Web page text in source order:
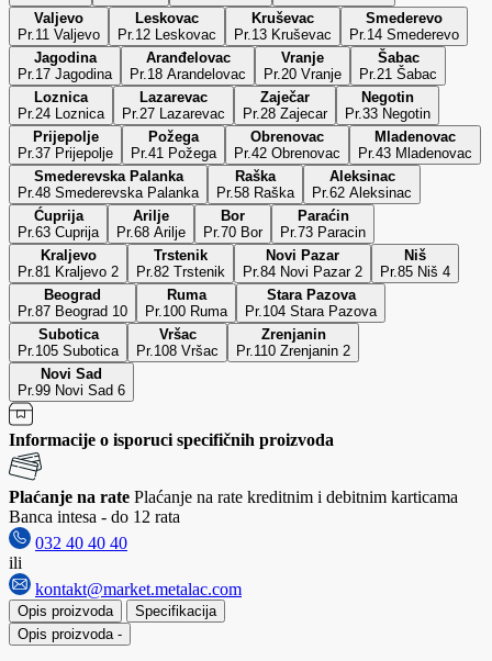
Valjevo
Pr.11 Valjevo
Leskovac
Pr.12 Leskovac
Kruševac
Pr.13 Kruševac
Smederevo
Pr.14 Smederevo
Jagodina
Pr.17 Jagodina
Aranđelovac
Pr.18 Arandelovac
Vranje
Pr.20 Vranje
Šabac
Pr.21 Šabac
Loznica
Pr.24 Loznica
Lazarevac
Pr.27 Lazarevac
Zaječar
Pr.28 Zajecar
Negotin
Pr.33 Negotin
Prijepolje
Pr.37 Prijepolje
Požega
Pr.41 Požega
Obrenovac
Pr.42 Obrenovac
Mladenovac
Pr.43 Mladenovac
Smederevska Palanka
Pr.48 Smederevska Palanka
Raška
Pr.58 Raška
Aleksinac
Pr.62 Aleksinac
Ćuprija
Pr.63 Cuprija
Arilje
Pr.68 Arilje
Bor
Pr.70 Bor
Paraćin
Pr.73 Paracin
Kraljevo
Pr.81 Kraljevo 2
Trstenik
Pr.82 Trstenik
Novi Pazar
Pr.84 Novi Pazar 2
Niš
Pr.85 Niš 4
Beograd
Pr.87 Beograd 10
Ruma
Pr.100 Ruma
Stara Pazova
Pr.104 Stara Pazova
Subotica
Pr.105 Subotica
Vršac
Pr.108 Vršac
Zrenjanin
Pr.110 Zrenjanin 2
Novi Sad
Pr.99 Novi Sad 6
Informacije o isporuci specifičnih proizvoda
Plaćanje na rate Plaćanje na rate kreditnim i debitnim karticama
Banca intesa - do 12 rata
032 40 40 40
ili
kontakt@market.metalac.com
Opis proizvoda
Specifikacija
Opis proizvoda -